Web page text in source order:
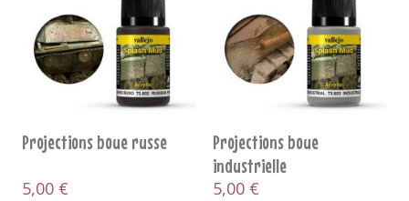
Projections boue russe
5,00 €
Projections boue
industrielle
5,00 €